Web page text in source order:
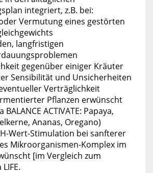
integriert, z.B. bei:
Vermutung eines gestörten
langfristigen
gegenüber einiger Kräuter
Sensibilität und Unsicherheiten
Verträglichkeit
Pflanzen erwünscht
ACTIVATE: Papaya,
Ananas, Oregano)
Wert-Stimulation bei sanfterer
Mikroorganismen-Komplex im
[im Vergleich zum